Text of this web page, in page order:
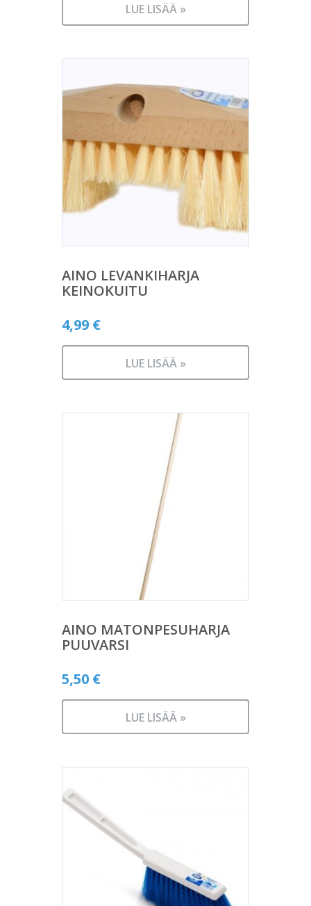
LUE LISÄÄ »
AINO LEVANKIHARJA
KEINOKUITU
4,99 €
LUE LISÄÄ »
AINO MATONPESUHARJA
PUUVARSI
5,50 €
LUE LISÄÄ »